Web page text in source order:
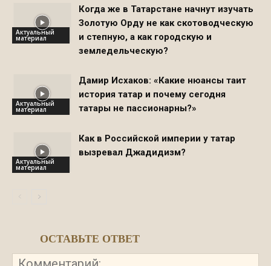
Актуальный
материал
Когда же в Татарстане начнут изучать
Золотую Орду не как скотоводческую
и степную, а как городскую и
земледельческую?
Актуальный
материал
Дамир Исхаков: «Какие нюансы таит
история татар и почему сегодня
татары не пассионарны?»
Актуальный
материал
Как в Российской империи у татар
вызревал Джадидизм?
ОСТАВЬТЕ ОТВЕТ